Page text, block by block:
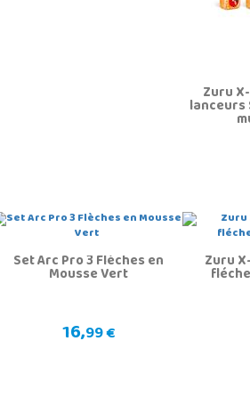
Zuru
Set Arc Pro 3 Flèches en
Mousse Vert
16,99 €
Zuru